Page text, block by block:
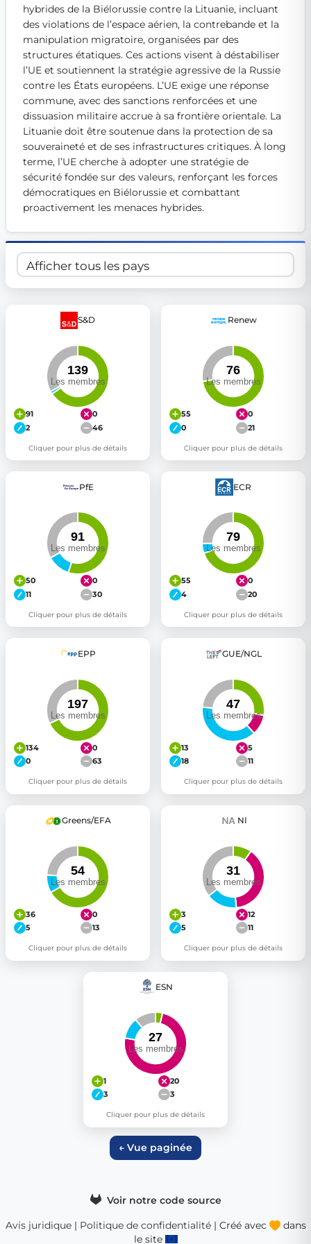
Get Involved
Become a member:Join us to advance digital democracy
Volunteer: Contribute your skills in technology, design,
Support democracy:Help us strengthen accountability
hybrides de la Biélorussie contre la Lituanie, incluant
des violations de l’espace aérien, la contrebande et la
manipulation migratoire, organisées par des
structures étatiques. Ces actions visent à déstabiliser
l’UE et soutiennent la stratégie agressive de la Russie
contre les États européens. L’UE exige une réponse
commune, avec des sanctions renforcées et une
dissuasion militaire accrue à sa frontière orientale. La
Lituanie doit être soutenue dans la protection de sa
souveraineté et de ses infrastructures critiques. À long
terme, l’UE cherche à adopter une stratégie de
sécurité fondée sur des valeurs, renforçant les forces
démocratiques en Biélorussie et combattant
proactivement les menaces hybrides.
S&D
91
0
2
46
Cliquer pour plus de détails
Renew
55
0
0
21
Cliquer pour plus de détails
PfE
50
0
11
30
Cliquer pour plus de détails
ECR
55
0
4
20
Cliquer pour plus de détails
EPP
134
0
0
63
Cliquer pour plus de détails
GUE/NGL
13
5
18
11
Cliquer pour plus de détails
Greens/EFA
36
0
5
13
Cliquer pour plus de détails
NI
3
12
5
11
Cliquer pour plus de détails
ESN
1
20
3
3
Cliquer pour plus de détails
← Vue paginée
Voir notre code source
Avis juridique| Politique de confidentialité| Créé avec
dans
le site